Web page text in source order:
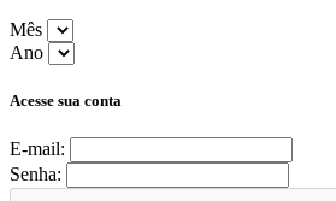
Mês
Ano
Acesse sua conta
E-mail:
Senha: